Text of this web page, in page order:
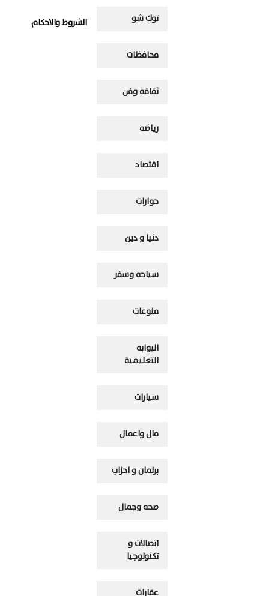
توك شو
محافظات
ثقافه وفن
رياضه
اقتصاد
حوارات
دنيا و دين
سياحه وسفر
منوعات
البوابه
التعليمية
سيارات
مال واعمال
برلمان و احزاب
صحه وجمال
اتصالات و
تكنولوجيا
عقارات
الشروط والاحكام